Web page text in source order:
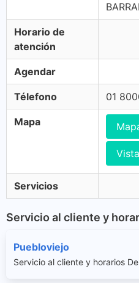
Horario de
atención
Agendar
Télefono 01
Mapa
Servicios
Servicio al cliente y
Puebloviejo
Servicio al cliente y horarios